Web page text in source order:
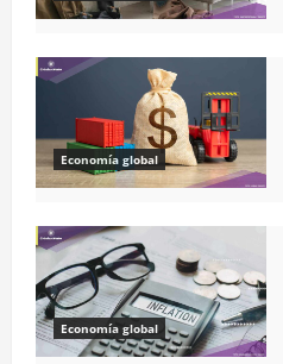
Economía global
Economía global